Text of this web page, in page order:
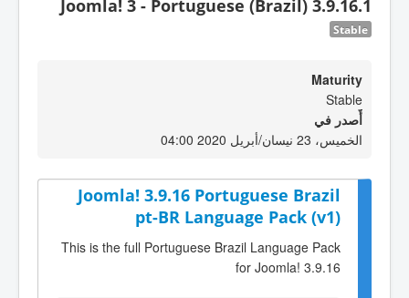
Joomla! 3 - Portuguese (Brazil) 3.9.16.1
Stable
Maturity
Stable
أٌصدر في
الخميس، 23 نيسان/أبريل 2020 04:00
Joomla! 3.9.16 Portuguese Brazil
pt-BR Language Pack (v1)
This is the full Portuguese Brazil Language Pack
for Joomla! 3.9.16